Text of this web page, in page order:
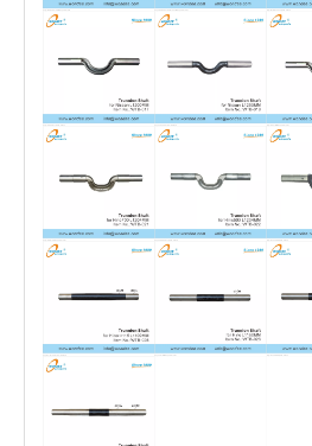
Ос полуприцеп с 13 тонн смазки нефти для южноамериканского рынка